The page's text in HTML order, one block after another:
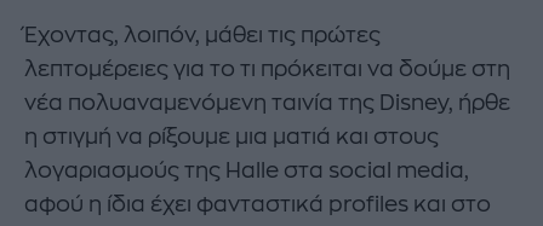
Έχοντας, λοιπόν, μάθει τις πρώτες
λεπτομέρειες για το τι πρόκειται να δούμε στη
νέα πολυαναμενόμενη ταινία της Disney, ήρθε
η στιγμή να ρίξουμε μια ματιά και στους
λογαριασμούς της Halle στα social media,
αφού η ίδια έχει φανταστικά profiles και στο